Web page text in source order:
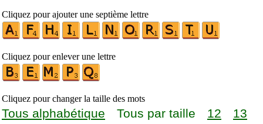
Cliquez pour ajouter une septième lettre
Cliquez pour enlever une lettre
Cliquez pour changer la taille des mots
Tous alphabétique Tous par taille 12
13